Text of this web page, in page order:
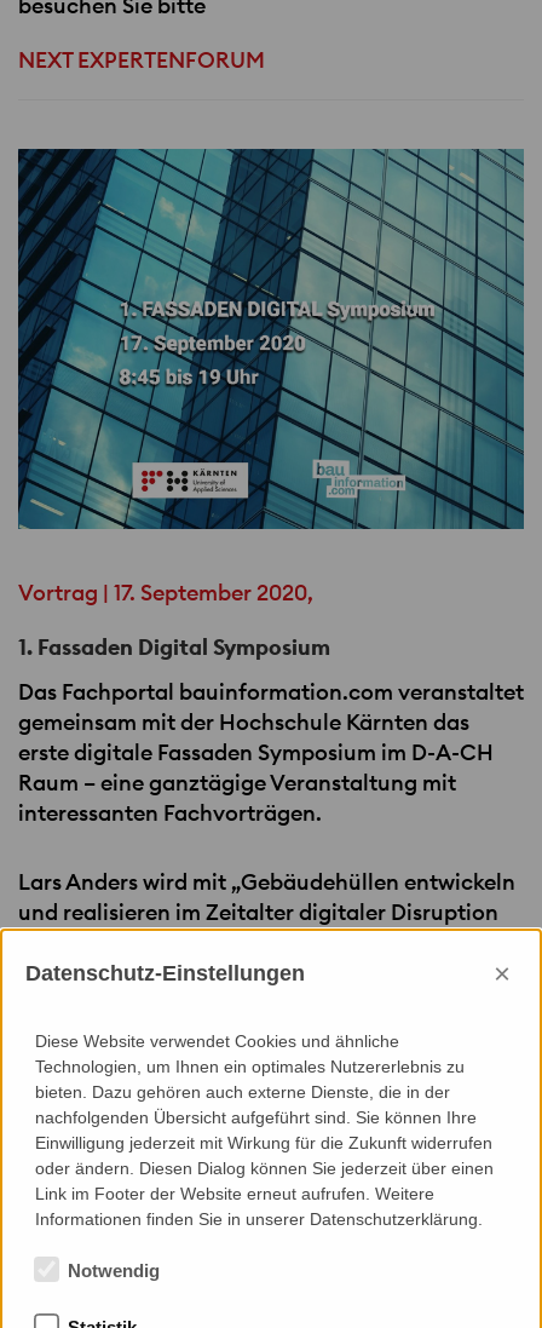
NEXT EXPERTENFORUM
Vortrag | 17. September 2020,
1. Fassaden Digital Symposium
Das Fachportal bauinformation.com veranstaltet
gemeinsam mit der Hochschule Kärnten das
erste digitale Fassaden Symposium im D-A-CH
Raum – eine ganztägige Veranstaltung mit
interessanten Fachvorträgen.
Lars Anders wird mit „Gebäudehüllen entwickeln
und realisieren im Zeitalter digitaler Disruption
präsentieren.
Für weitere Informationen und Anmeldung zur
Veranstaltung, besuchen Sie bitte
www.bauinformation.com
Datenschutz-Einstellungen ×
Diese Website verwendet Cookies und ähnliche
Technologien, um Ihnen ein optimales Nutzererlebnis zu
bieten. Dazu gehören auch externe Dienste, die in der
nachfolgenden Übersicht aufgeführt sind. Sie können Ihre
Einwilligung jederzeit mit Wirkung für die Zukunft widerrufen
oder ändern. Diesen Dialog können Sie jederzeit über einen
Link im Footer der Website erneut aufrufen. Weitere
Informationen finden Sie in unserer Datenschutzerklärung.
Notwendig